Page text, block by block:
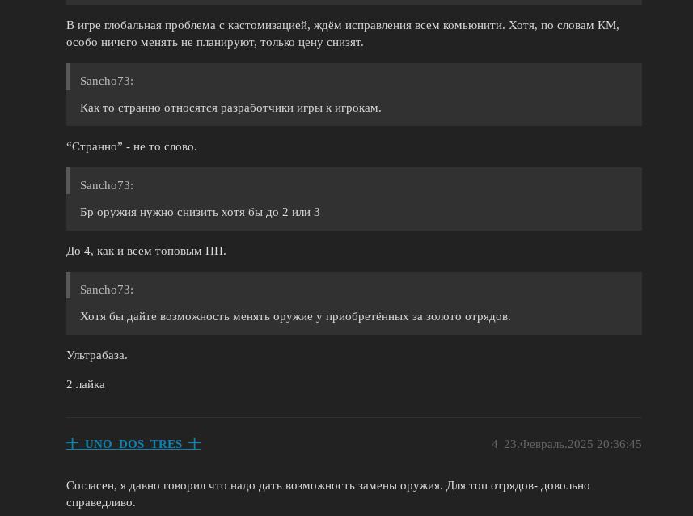
В игре глобальная проблема с кастомизацией, ждём исправления всем комьюнити. Хотя, по словам КМ,
особо ничего менять не планируют, только цену снизят.
Sancho73:
Как то странно относятся разработчики игры к игрокам.
“Странно” - не то слово.
Sancho73:
Бр оружия нужно снизить хотя бы до 2 или 3
До 4, как и всем топовым ПП.
Sancho73:
Хотя бы дайте возможность менять оружие у приобретённых за золото отрядов.
Ультрабаза.
2 лайка
十_UNO_DOS_TRES_十 23.Февраль.2025 20:36:45
4
Согласен, я давно говорил что надо дать возможность замены оружия. Для топ отрядов- довольно
справедливо.